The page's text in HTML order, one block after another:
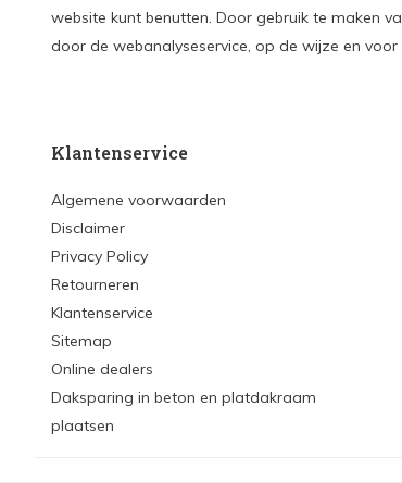
website kunt benutten. Door gebruik te maken
door de webanalyseservice, op de wijze en
Klantenservice
Algemene voorwaarden
Disclaimer
Privacy Policy
Retourneren
Klantenservice
Sitemap
Online dealers
Daksparing in beton en platdakraam
plaatsen